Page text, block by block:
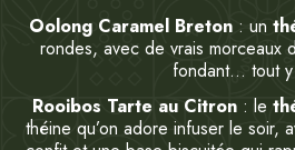
Oolong Caramel Breton : un
rondes, avec de vrais morceaux
fondant… tout
Rooibos Tarte au Citron: le
théine qu’on adore infuser le soir,